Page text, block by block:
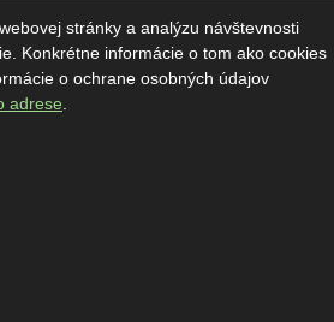
vytvorená v rámci projektu "Škola
stránky a analýzu návštevnosti
Konkrétne informácie o tom ako cookies
o ochrane osobných údajov
adrese